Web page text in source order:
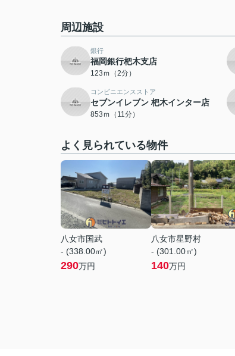
周辺施設
銀行
福岡銀行杷木支店
123ｍ（2分）
コンビニエンスストア
セブンイレブン 杷木インター店
853ｍ（11分）
よく見られている物件
八女市国武
- (338.00㎡)
290万円
八女市星野村
- (301.00㎡)
140万円